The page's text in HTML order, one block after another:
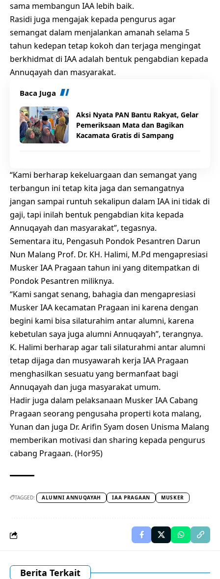
sama membangun IAA lebih baik.
Rasidi juga mengajak kepada pengurus agar
semangat dalam menjalankan amanah selama 5
tahun kedepan tetap kokoh dan terjaga mengingat
berkhidmat di IAA adalah bentuk pengabdian kepada
Annuqayah dan masyarakat.
Baca Juga
Aksi Nyata PAN Bantu Rakyat, Gelar
Pemeriksaan Mata dan Bagikan
Kacamata Gratis di Sampang
“Kami berharap kekeluargaan dan semangat yang
terbangun ini tetap kita jaga dan semangatnya
jangan sampai runtuh sekalipun dalam IAA ini tidak di
gaji, tapi inilah bentuk pengabdian kita kepada
Annuqayah dan masyarakat”, tegasnya.
Sementara itu, Pengasuh Pondok Pesantren Darun
Nun Malang Prof. Dr. KH. Halimi, M.Pd mengapresiasi
Musker IAA Pragaan tahun ini yang ditempatkan di
Pondok Pesantren miliknya.
“Kami sangat senang, bahagia dan mengapresiasi
Musker IAA kecamatan Pragaan ini karena dengan
begini kami bisa silaturahim antar alumni, karena
kebetulan saya juga alumni Annuqayah”, terangnya.
K. Halimi berharap agar tali silaturahmi antar alumni
tetap dijaga dan musyawarah kerja IAA Pragaan
menghasilkan sesuatu yang bermanfaat bagi
Annuqayah dan juga masyarakat umum.
Hadir juga dalam pelaksanaan Musker IAA Cabang
Pragaan seorang pengusaha properti kota malang,
Yunan dan juga Dr. Arifin Syam dosen Unisma Malang
memberikan motivasi dan sharing kepada pengurus
cabang Pragaan. (Hor95)
TAGGED: ALUMNI ANNUQAYAH IAA PRAGAAN MUSKER
Berita Terkait